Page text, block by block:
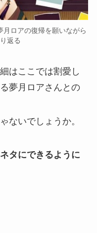
ロアの復帰を願いながら
返る
はここでは割愛し
夢月ロアさんとの
ないでしょうか。
タにできるように